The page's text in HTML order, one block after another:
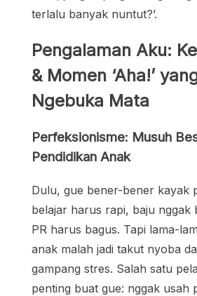
terlalu banyak nuntut?’.
Pengalaman Aku:
& Momen ‘Aha!’
Ngebuka Mata
Perfeksionisme: Musuh
Pendidikan Anak
Dulu, gue bener-bener kayak
belajar harus rapi, baju nggak
PR harus bagus. Tapi lama-
anak malah jadi takut nyoba
gampang stres. Salah satu
penting buat gue: nggak usah